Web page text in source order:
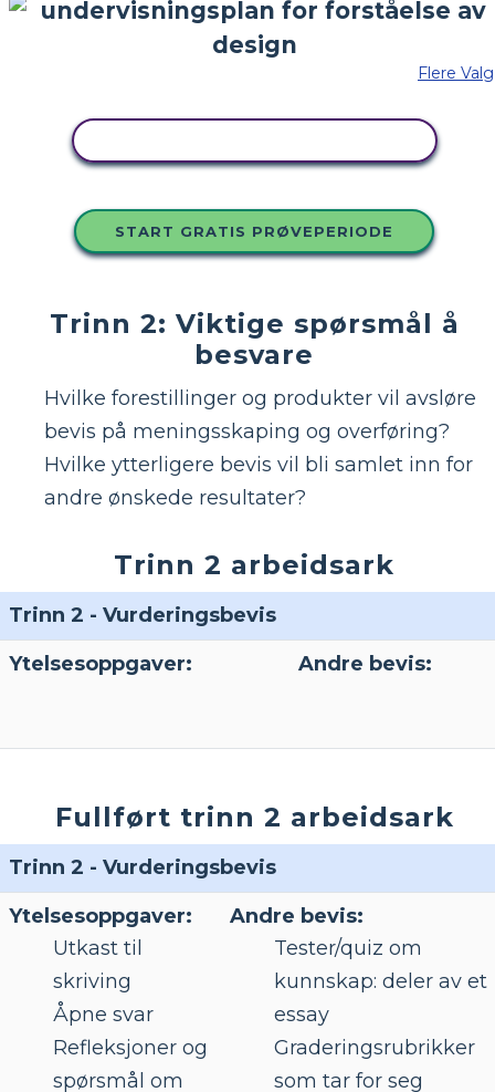
Flere Valg
START GRATIS PRØVEPERIODE
Trinn 2: Viktige spørsmål å
besvare
Hvilke forestillinger og produkter vil avsløre
bevis på meningsskaping og overføring?
Hvilke ytterligere bevis vil bli samlet inn for
andre ønskede resultater?
Trinn 2 arbeidsark
Trinn 2 - Vurderingsbevis
Ytelsesoppgaver:
Andre bevis:
Fullført trinn 2 arbeidsark
Trinn 2 - Vurderingsbevis
Ytelsesoppgaver:
Utkast til
skriving
Åpne svar
Refleksjoner og
spørsmål om
Andre bevis:
Tester/quiz om
kunnskap: deler av et
essay
Graderingsrubrikker
som tar for seg